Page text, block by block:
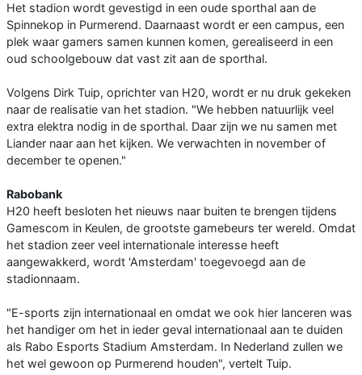
Het stadion wordt gevestigd in een oude sporthal aan de
Spinnekop in Purmerend. Daarnaast wordt er een campus, een
plek waar gamers samen kunnen komen, gerealiseerd in een
oud schoolgebouw dat vast zit aan de sporthal.
Volgens Dirk Tuip, oprichter van H20, wordt er nu druk gekeken
naar de realisatie van het stadion. "We hebben natuurlijk veel
extra elektra nodig in de sporthal. Daar zijn we nu samen met
Liander naar aan het kijken. We verwachten in november of
december te openen."
Rabobank
H20 heeft besloten het nieuws naar buiten te brengen tijdens
Gamescom in Keulen, de grootste gamebeurs ter wereld. Omdat
het stadion zeer veel internationale interesse heeft
aangewakkerd, wordt 'Amsterdam' toegevoegd aan de
stadionnaam.
"E-sports zijn internationaal en omdat we ook hier lanceren was
het handiger om het in ieder geval internationaal aan te duiden
als Rabo Esports Stadium Amsterdam. In Nederland zullen we
het wel gewoon op Purmerend houden", vertelt Tuip.